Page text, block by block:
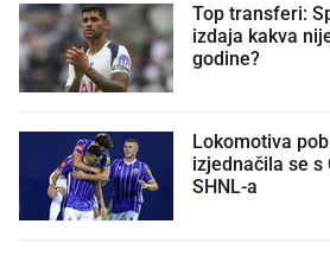
Top transferi:
izdaja kakva
godine?
Lokomotiva
izjednačila se s
SHNL-a